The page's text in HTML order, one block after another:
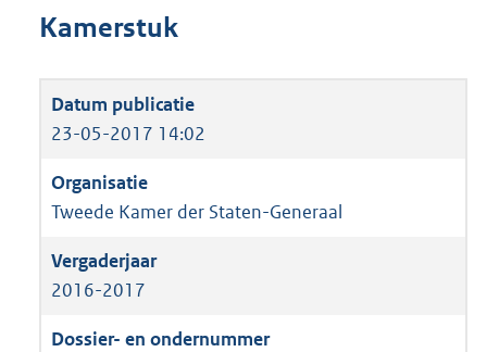
Kamerstuk
23-05-2017 14:02
Tweede Kamer der Staten-Generaal
2016-2017